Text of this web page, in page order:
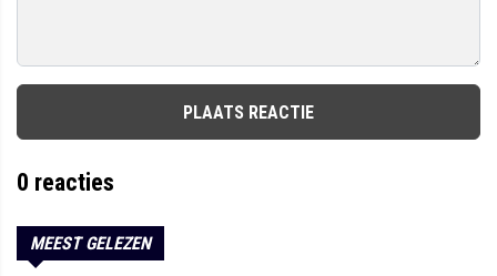
PLAATS REACTIE
0 reacties
MEEST GELEZEN